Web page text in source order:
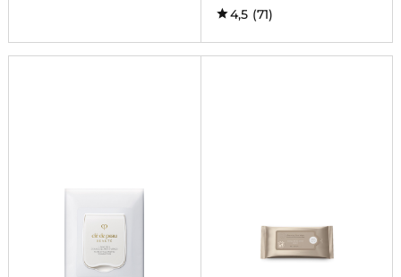
4,5 (71)